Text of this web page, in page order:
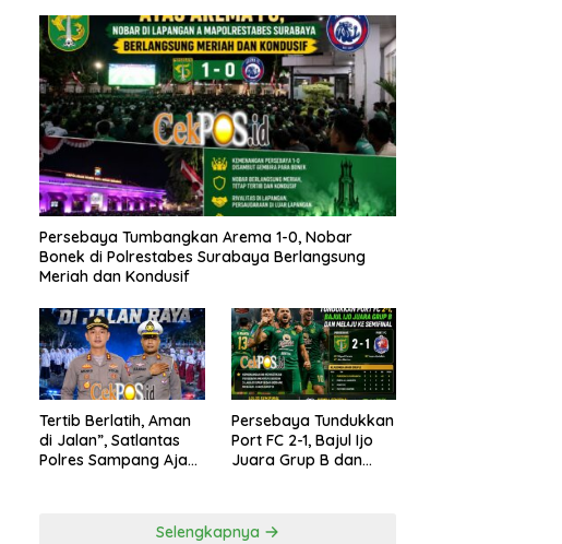
Persebaya Tumbangkan Arema 1-0, Nobar
Bonek di Polrestabes Surabaya Berlangsung
Meriah dan Kondusif
Tertib Berlatih, Aman
di Jalan”, Satlantas
Polres Sampang Ajak
Persebaya Tundukkan
Port FC 2-1, Bajul Ijo
Juara Grup B dan
Selengkapnya